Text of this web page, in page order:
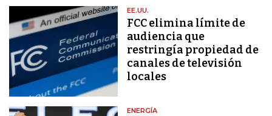
EE.UU.
FCC elimina límite de
audiencia que
restringía propiedad de
canales de televisión
locales
ENERGÍA